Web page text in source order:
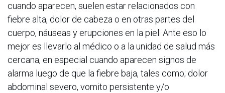
cuando aparecen, suelen estar relacionados con
fiebre alta, dolor de cabeza o en otras partes del
cuerpo, náuseas y erupciones en la piel. Ante eso lo
mejor es llevarlo al médico o a la unidad de salud más
cercana, en especial cuando aparecen signos de
alarma luego de que la fiebre baja, tales como; dolor
abdominal severo, vomito persistente y/o